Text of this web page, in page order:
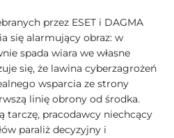
przez ESET i DAGMA
się alarmujący obraz: w
spada wiara we własne
się, że lawina cyberzagrożeń
wsparcia ze strony
linię obrony od środka.
tarczę, pracodawcy niechcący
paraliż decyzyjny i